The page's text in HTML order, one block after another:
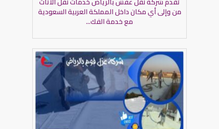
من وإلى أي مكان داخل المملكة العربية السعودية
مع خدمة الفك...